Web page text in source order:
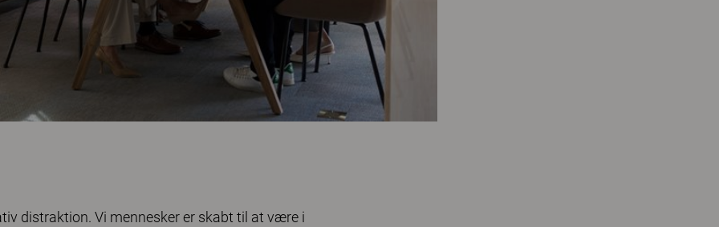
distraktion. Vi mennesker er skabt til at være i